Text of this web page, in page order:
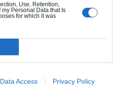
Use, Retention,
Personal Data that Is
for which it was
Data Access Privacy Policy
partir de
TTC
Je la veux !